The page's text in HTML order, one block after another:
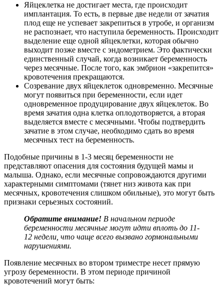
Яйцеклетка не достигает места, где происходит
имплантация. То есть, в первые две недели от зачатия
плод еще не успевает закрепиться в утробе, и организм
не распознает, что наступила беременность. Происходит
выделение еще одной яйцеклетки, которая обычно
выходит позже вместе с эндометрием. Это фактически
единственный случай, когда возникает беременность
через месячные. После того, как эмбрион «закрепится»
кровотечения прекращаются.
Созревание двух яйцеклеток одновременно. Месячные
могут появиться при беременности, если идет
одновременное продуцирование двух яйцеклеток. Во
время зачатия одна клетка оплодотворяется, а вторая
выделяется вместе с месячными. Чтобы подтвердить
зачатие в этом случае, необходимо сдать во время
месячных тест на беременность.
Подобные причины в 1-3 месяц беременности не
представляют опасения для состояния будущей мамы и
малыша. Однако, если месячные сопровождаются другими
характерными симптомами (тянет низ живота как при
месячных, кровотечения слишком обильные), это могут быть
признаки серьезных состояний.
Обратите внимание! В начальном периоде
беременности месячные могут идти вплоть до 11-
12 недели, что чаще всего вызвано гормональными
нарушениями.
Появление месячных во втором триместре несет прямую
угрозу беременности. В этом периоде причиной
кровотечений могут быть: